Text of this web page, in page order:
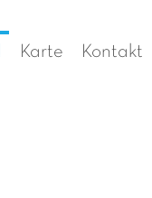
Karte Kontakt